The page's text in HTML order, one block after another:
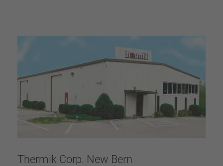
Thermik Corp. New Bern